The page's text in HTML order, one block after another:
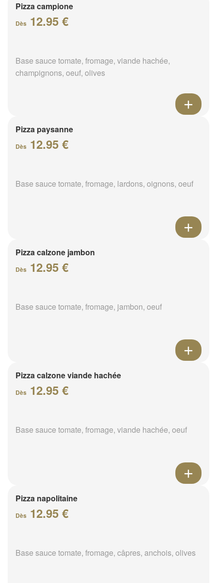
Pizza campione
Dès 12.95 €
Base sauce tomate, fromage, viande hachée,
champignons, oeuf, olives
Pizza paysanne
Dès 12.95 €
Base sauce tomate, fromage, lardons, oignons, oeuf
Pizza calzone jambon
Dès 12.95 €
Base sauce tomate, fromage, jambon, oeuf
Pizza calzone viande hachée
Dès 12.95 €
Base sauce tomate, fromage, viande hachée, oeuf
Pizza napolitaine
Dès 12.95 €
Base sauce tomate, fromage, câpres, anchois, olives